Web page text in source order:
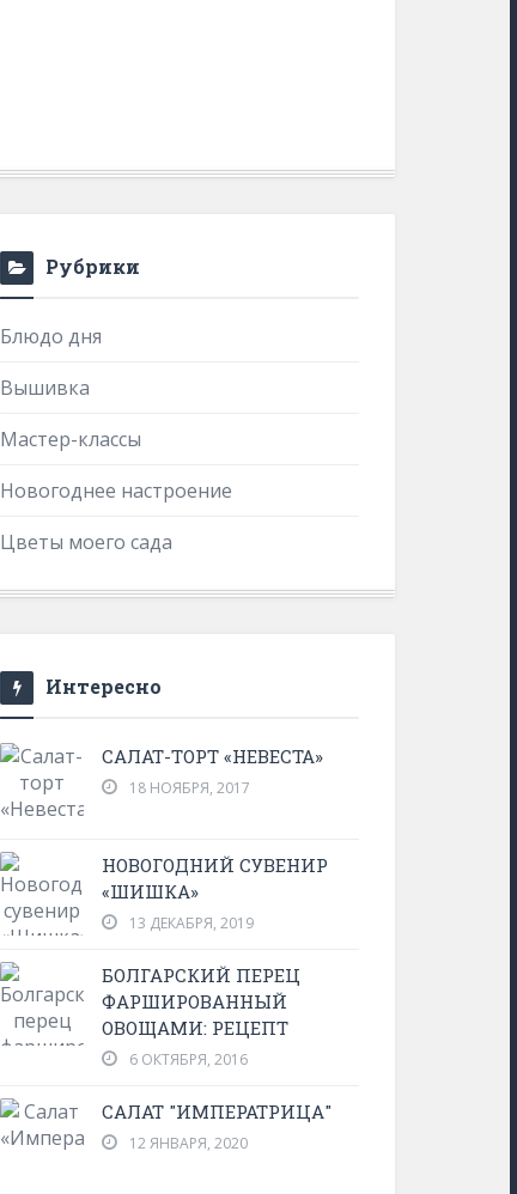
Рубрики
Блюдо дня
Вышивка
Мастер-классы
Новогоднее настроение
Цветы моего сада
Интересно
САЛАТ-ТОРТ «НЕВЕСТА»
18 НОЯБРЯ, 2017
НОВОГОДНИЙ СУВЕНИР
«ШИШКА»
13 ДЕКАБРЯ, 2019
БОЛГАРСКИЙ ПЕРЕЦ
ФАРШИРОВАННЫЙ
ОВОЩАМИ: РЕЦЕПТ
6 ОКТЯБРЯ, 2016
САЛАТ "ИМПЕРАТРИЦА"
12 ЯНВАРЯ, 2020